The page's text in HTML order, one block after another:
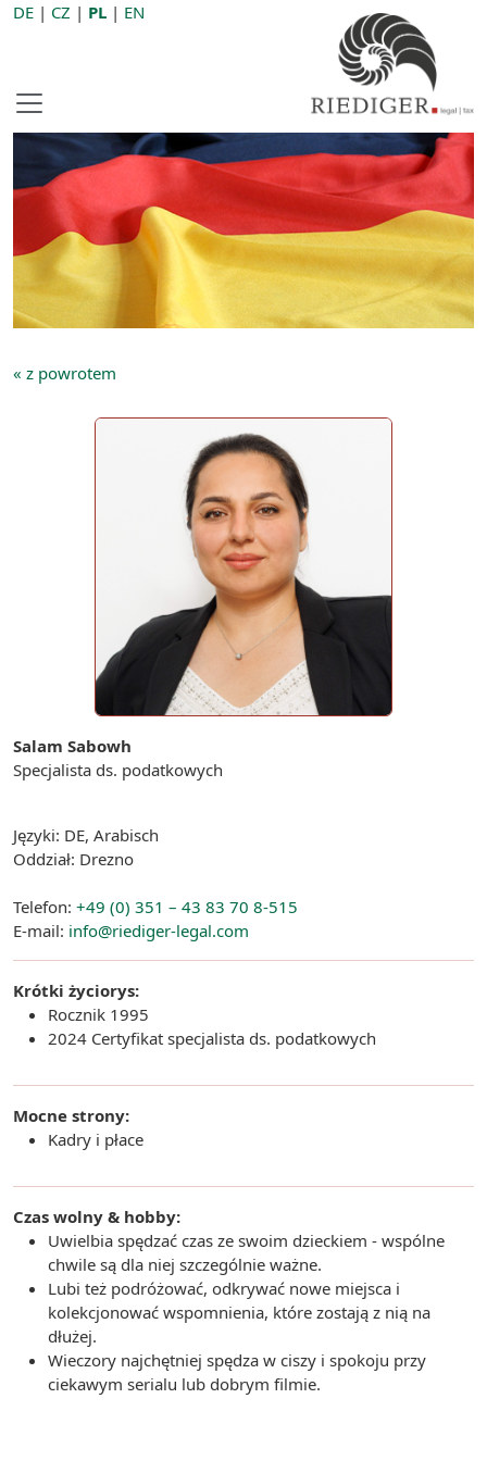
DE | CZ | PL | EN
« z powrotem
Salam Sabowh
Specjalista ds. podatkowych
Języki: DE, Arabisch
Oddział: Drezno
Telefon: +49 (0) 351 – 43 83 70 8-515
E-mail: info@riediger-legal.com
Krótki życiorys:
Rocznik 1995
2024 Certyfikat specjalista ds. podatkowych
Mocne strony:
Kadry i płace
Czas wolny & hobby:
Uwielbia spędzać czas ze swoim dzieckiem - wspólne
chwile są dla niej szczególnie ważne.
Lubi też podróżować, odkrywać nowe miejsca i
kolekcjonować wspomnienia, które zostają z nią na
dłużej.
Wieczory najchętniej spędza w ciszy i spokoju przy
ciekawym serialu lub dobrym filmie.